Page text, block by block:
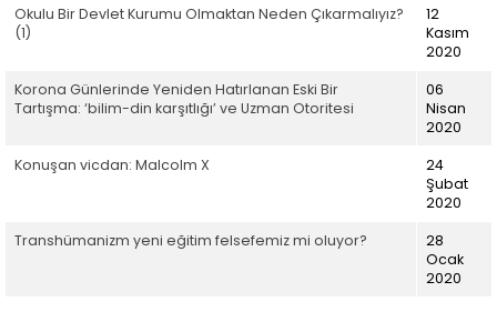
Okulu Bir Devlet Kurumu Olmaktan Neden Çıkarmalıyız?
(1)
12
Kasım
2020
Korona Günlerinde Yeniden Hatırlanan Eski Bir
Tartışma: ‘bilim-din karşıtlığı’ ve Uzman Otoritesi
06
Nisan
2020
Konuşan vicdan: Malcolm X
24
Şubat
2020
Transhümanizm yeni eğitim felsefemiz mi oluyor?
28
Ocak
2020